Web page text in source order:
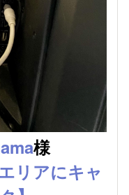
様
リアにキャ